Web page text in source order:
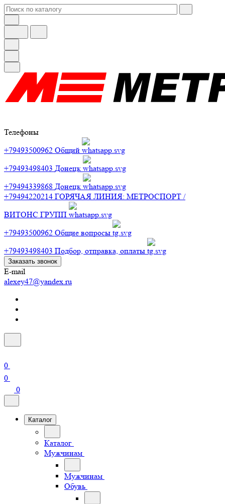
Телефоны
+79493500962 Общий
+79493498403 Донецк
+79494339868 Донецк
+79494220214 ГОРЯЧАЯ ЛИНИЯ: МЕТРОСПОРТ /
ВИТОНС ГРУПП
+79493500962 Общие вопросы
+79493498403 Подбор, отправка, оплаты
Заказать звонок
E-mail
alexey47@yandex.ru
0
0
0
Каталог
Каталог
Мужчинам
Мужчинам
Обувь